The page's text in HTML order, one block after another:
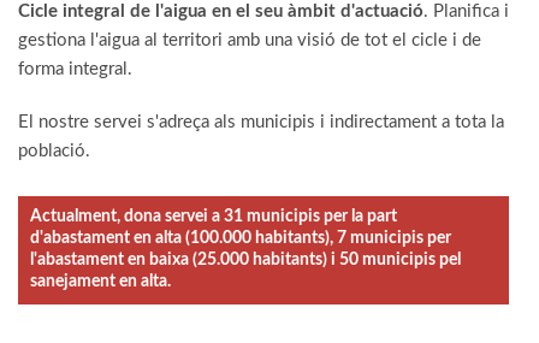
Cicle integral de l'aigua en el seu àmbit d'actuació. Planifica i
gestiona l'aigua al territori amb una visió de tot el cicle i de
forma integral.
El nostre servei s'adreça als municipis i indirectament a tota la
població.
Actualment, dona servei a 31 municipis per la part
d'abastament en alta (100.000 habitants), 7 municipis per
l'abastament en baixa (25.000 habitants) i 50 municipis pel
sanejament en alta.